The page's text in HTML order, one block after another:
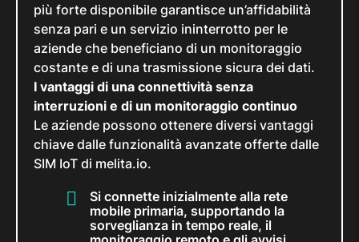
più forte disponibile garantisce un’affidabilità
senza pari e un servizio ininterrotto per le
aziende che beneficiano di un monitoraggio
costante e di una trasmissione sicura dei dati.
I vantaggi di una connettività senza
interruzioni e di un monitoraggio continuo
Le aziende possono ottenere diversi vantaggi
chiave dalle funzionalità avanzate offerte dalle
SIM IoT di melita.io.
Si connette inizialmente alla rete
mobile primaria, supportando la
sorveglianza in tempo reale, il